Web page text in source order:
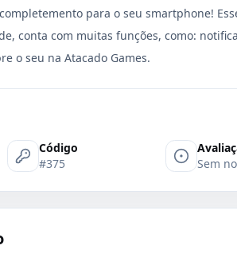
para o seu smartphone!
conta com muitas funções, como:
o seu na Atacado Games.
Código
#375
Sem